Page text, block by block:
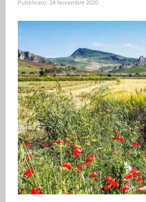
Pubblicato: 24 Novembre 2020